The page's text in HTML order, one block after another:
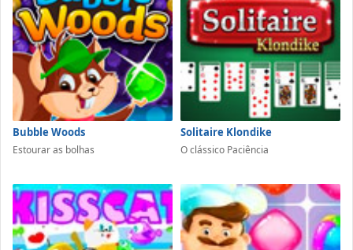
Bubble Woods
Estourar as bolhas
Solitaire Klondike
O clássico Paciência